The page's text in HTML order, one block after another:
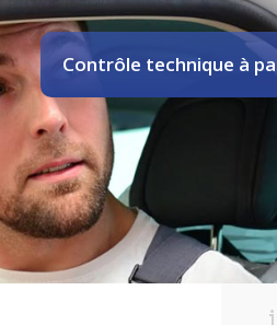
Contrôle technique à